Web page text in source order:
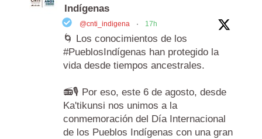
Indígenas
@cnti_indigena · 17h
🌀 Los conocimientos de los
#PueblosIndígenas han protegido la
vida desde tiempos ancestrales.
📻🎙️ Por eso, este 6 de agosto, desde
Ka'tikunsi nos unimos a la
conmemoración del Día Internacional
de los Pueblos Indígenas con una gran